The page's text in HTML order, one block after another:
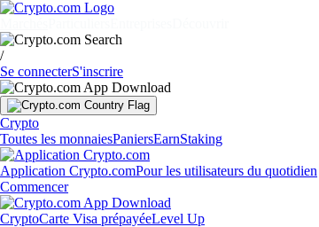
/
Se connecterS'inscrire
Crypto
Toutes les monnaiesPaniersEarnStaking
Application Crypto.comPour les utilisateurs du quotidien
Commencer
CryptoCarte Visa prépayéeLevel Up